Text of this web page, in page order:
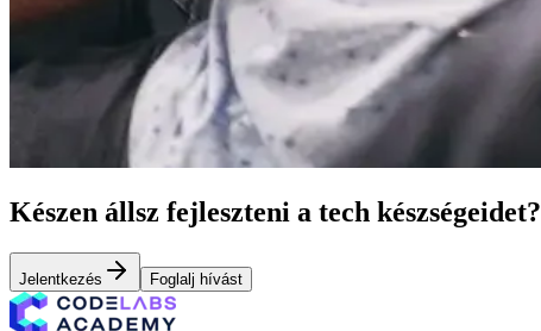
Készen állsz fejleszteni a tech készségeidet?
Jelentkezés Foglalj hívást